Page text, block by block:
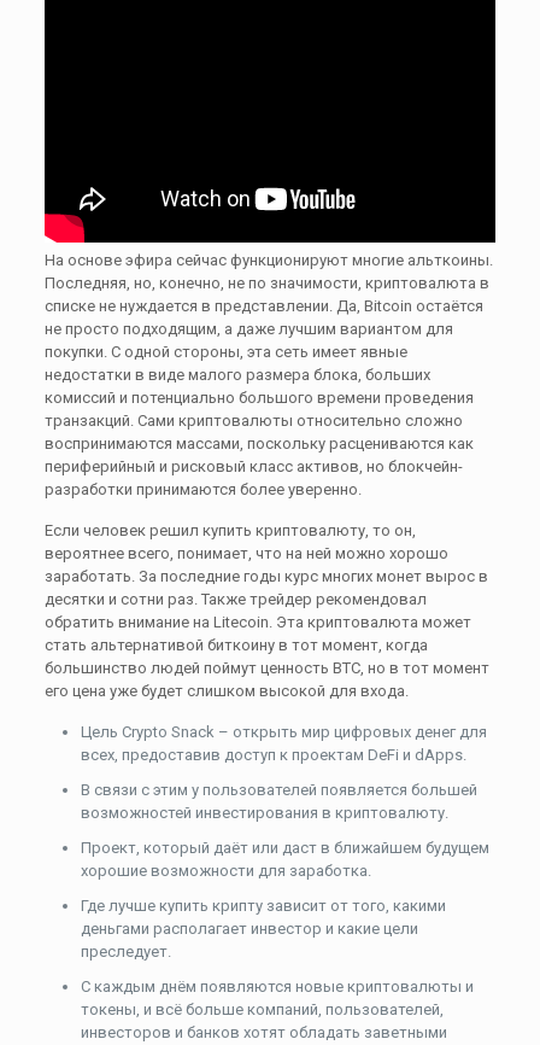
На основе эфира сейчас функционируют многие альткоины.
Последняя, но, конечно, не по значимости, криптовалюта в
списке не нуждается в представлении. Да, Bitcoin остаётся
не просто подходящим, а даже лучшим вариантом для
покупки. С одной стороны, эта сеть имеет явные
недостатки в виде малого размера блока, больших
комиссий и потенциально большого времени проведения
транзакций. Сами криптовалюты относительно сложно
воспринимаются массами, поскольку расцениваются как
периферийный и рисковый класс активов, но блокчейн-
разработки принимаются более уверенно.
Если человек решил купить криптовалюту, то он,
вероятнее всего, понимает, что на ней можно хорошо
заработать. За последние годы курс многих монет вырос в
десятки и сотни раз. Также трейдер рекомендовал
обратить внимание на Litecoin. Эта криптовалюта может
стать альтернативой биткоину в тот момент, когда
большинство людей поймут ценность BTC, но в тот момент
его цена уже будет слишком высокой для входа.
Цель Crypto Snack – открыть мир цифровых денег для
всех, предоставив доступ к проектам DeFi и dApps.
В связи с этим у пользователей появляется большей
возможностей инвестирования в криптовалюту.
Проект, который даёт или даст в ближайшем будущем
хорошие возможности для заработка.
Где лучше купить крипту зависит от того, какими
деньгами располагает инвестор и какие цели
преследует.
С каждым днём появляются новые криптовалюты и
токены, и всё больше компаний, пользователей,
инвесторов и банков хотят обладать заветными